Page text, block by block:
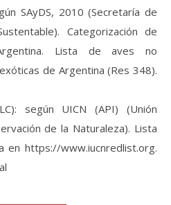
SAyDS, 2010 (Secretaría de
Categorización de
Lista de aves no
de Argentina (Res 348).
según UICN (API) (Unión
de la Naturaleza). Lista
en https://www.iucnredlist.org.